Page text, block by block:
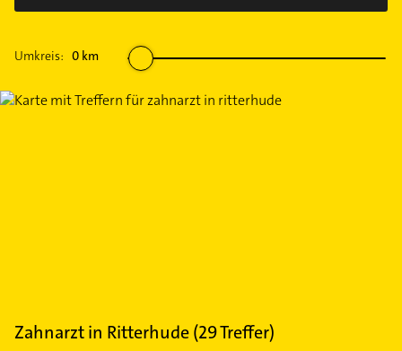
Umkreis: 0 km
Zahnarztin Ritterhude(29Treffer)